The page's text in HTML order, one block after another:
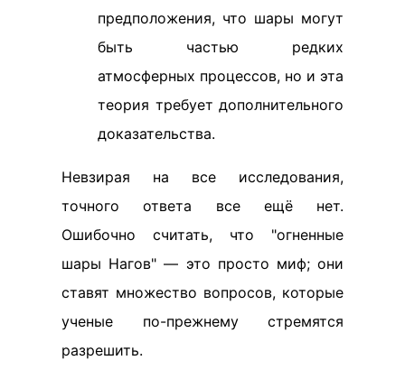
предположения, что шары могут
быть частью редких
атмосферных процессов, но и эта
теория требует дополнительного
доказательства.
Невзирая на все исследования,
точного ответа все ещё нет.
Ошибочно считать, что "огненные
шары Нагов" — это просто миф; они
ставят множество вопросов, которые
ученые по-прежнему стремятся
разрешить.